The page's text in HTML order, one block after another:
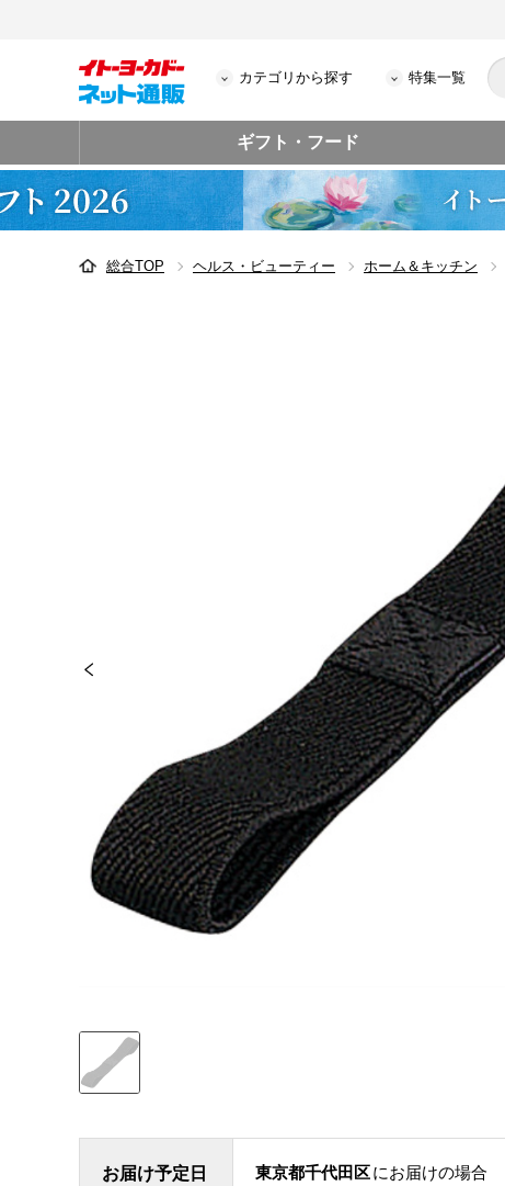
カテゴリから探す 特集一覧
ギフト・フード
総合TOP ヘルス・ビューティー ホーム＆キッチン
お届け予定日 東京都千代田区にお届けの場合